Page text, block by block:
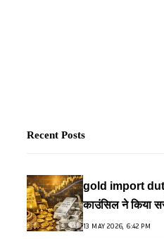
Recent Posts
gold import
काउंसिल ने किया
समर्थन, कहा-
13 MAY 2026, 6:42 PM